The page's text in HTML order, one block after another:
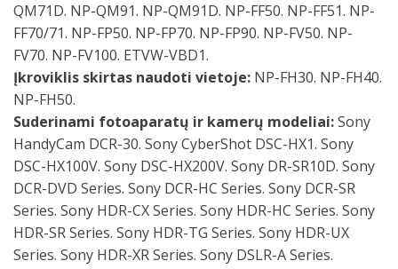
QM71D. NP-QM91. NP-QM91D. NP-FF50. NP-FF51. NP-
FF70/71. NP-FP50. NP-FP70. NP-FP90. NP-FV50. NP-
FV70. NP-FV100. ETVW-VBD1.
Įkroviklis skirtas naudoti vietoje: NP-FH30. NP-FH40.
NP-FH50.
Suderinami fotoaparatų ir kamerų modeliai:Sony
HandyCam DCR-30. Sony CyberShot DSC-HX1. Sony
DSC-HX100V. Sony DSC-HX200V. Sony DR-SR10D. Sony
DCR-DVD Series. Sony DCR-HC Series. Sony DCR-SR
Series. Sony HDR-CX Series. Sony HDR-HC Series. Sony
HDR-SR Series. Sony HDR-TG Series. Sony HDR-UX
Series. Sony HDR-XR Series. Sony DSLR-A Series.